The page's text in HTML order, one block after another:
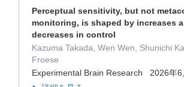
Perceptual sensitivity, but not
monitoring, is shaped by increases
decreases in control
Kazuma Takada, Wen Wen, Shunichi
Froese
Experimental Brain Research 2026年6